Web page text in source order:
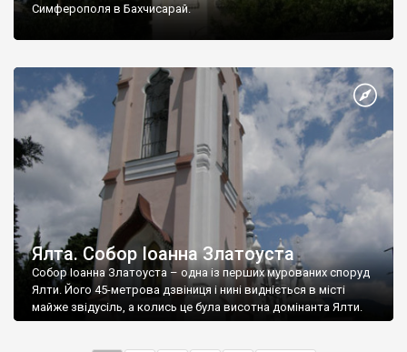
Симферополя в Бахчисарай.
Ялта. Собор Іоанна Златоуста
Собор Іоанна Златоуста – одна із перших мурованих споруд
Ялти. Його 45-метрова дзвіниця і нині видніється в місті
майже звідусіль, а колись це була висотна домінанта Ялти.